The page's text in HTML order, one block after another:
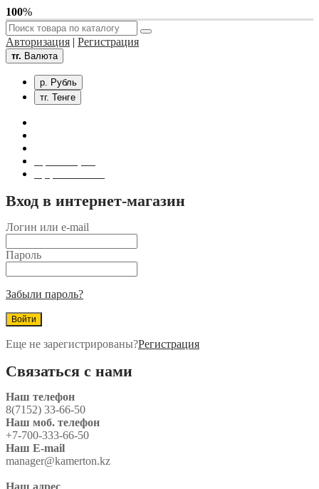
100%
Авторизация | Регистрация
тг. Валюта
р. Рубль
тг. Тенге
Вход в интернет-магазин
Логин или e-mail
Пароль
Забыли пароль?
Еще не зарегистрированы?Регистрация
Связаться с нами
Наш телефон
8(7152) 33-66-50
Наш моб. телефон
+7-700-333-66-50
Наш E-mail
manager@kamerton.kz